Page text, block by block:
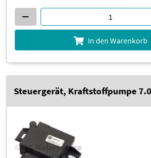
In den Warenkorb
Steuergerät, Kraftstoffpumpe